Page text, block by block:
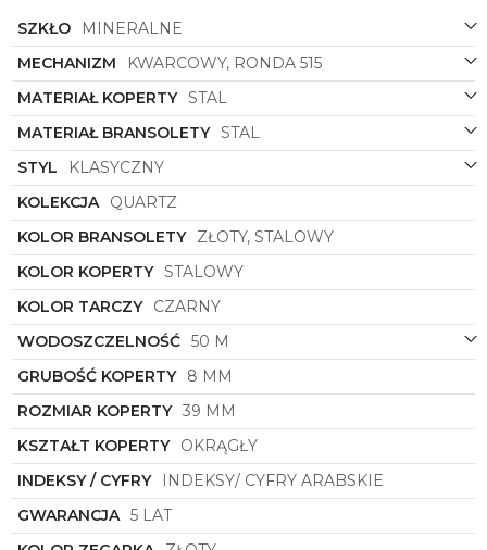
koperty dodaje mu szyku i klasy, podkreślając męski
charakter tego modelu.
Czarna tarcza zegarka świetnie kontrastuje z
pozostałymi elementami, co nadaje mu wyrazistego
wyglądu. Kształt okrągłej koperty podkreśla
harmonijne proporcje i sprawia, że zegarek
doskonale leży na nadgarstku. Symbol
SM34002.25
to gwarancja jakości marki Swiss Military, która od lat
cieszy się uznaniem wśród miłośników zegarków na
całym świecie.
Zegarek MęskiSwiss Military Chrono SM34002.25
to nie tylko narzędzie do mierzenia czasu, to
również doskonały dodatek do każdej stylizacji. Bez
względu na okazję, ten zegarek z pewnością
przyciągnie spojrzenia i dodatkowo podkreśli Twój
wyjątkowy styl. Dzięki połączeniu klasycznego
designu z nowoczesnymi elementami, ten model
zegarka z pewnością stanie się Twoim ulubionym
akcesorium na lata.
SZKŁO
MINERALNE
MECHANIZM
KWARCOWY, RONDA 515
MATERIAŁ KOPERTY STAL
MATERIAŁ BRANSOLETY STAL
STYL
KLASYCZNY
KOLEKCJA QUARTZ
KOLOR BRANSOLETY ZŁOTY, STALOWY
KOLOR KOPERTY STALOWY
KOLOR TARCZY CZARNY
WODOSZCZELNOŚĆ 50 M
GRUBOŚĆ KOPERTY 8 MM
ROZMIAR KOPERTY 39 MM
KSZTAŁT KOPERTY OKRĄGŁY
INDEKSY / CYFRY
INDEKSY/ CYFRY ARABSKIE
GWARANCJA 5 LAT